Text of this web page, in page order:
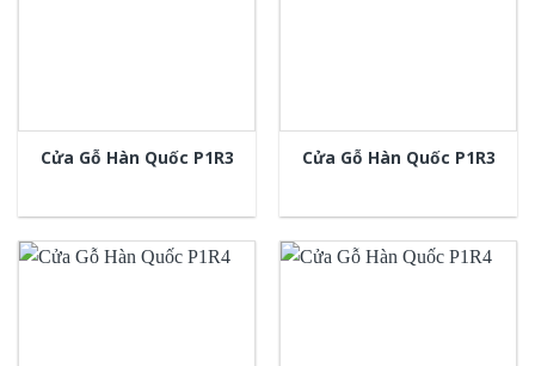
Cửa Gỗ Hàn Quốc P1R3 Cửa Gỗ Hàn Quốc P1R3